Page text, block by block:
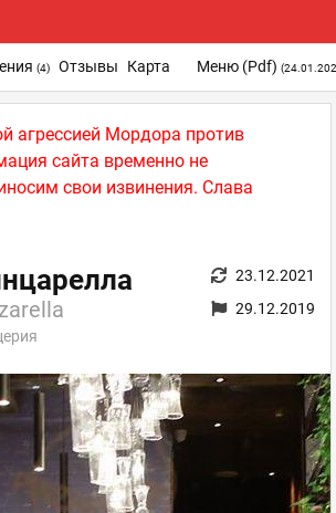
агрессией Мордора против
сайта временно не
свои извинения. Слава
23.12.2021
29.12.2019
(4) Отзывы Карта Меню (pdf)